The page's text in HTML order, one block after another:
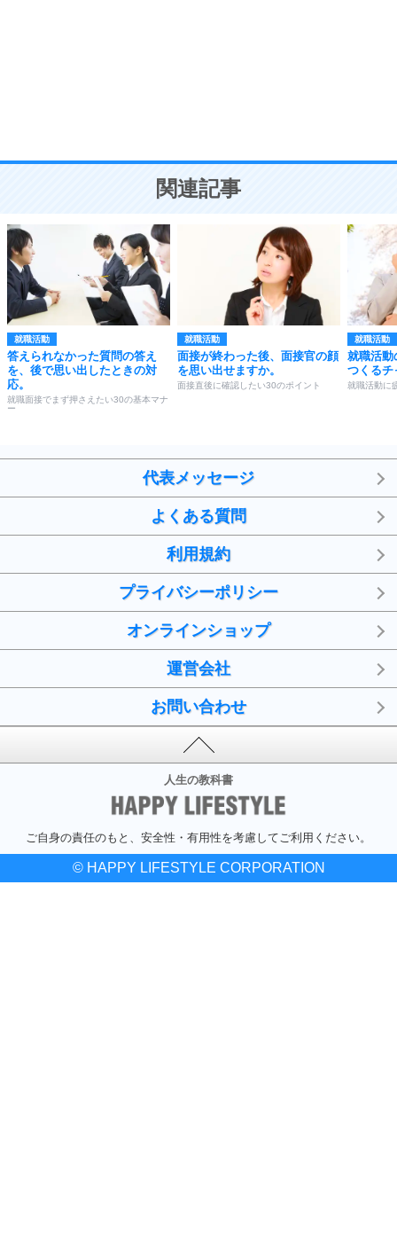
ことが大切。
関連記事
就職活動
答えられなかった質問の答え
を、後で思い出したときの対
応。
就職面接でまず押さえたい30の基本マナ
ー
就職活動
面接が終わった後、面接官の顔
を思い出せますか。
面接直後に確認したい30のポイント
就職活動
就職活動
つくるチ
就職活動に
代表メッセージ
よくある質問
利用規約
プライバシーポリシー
オンラインショップ
運営会社
お問い合わせ
人生の教科書
ご自身の責任のもと、安全性・有用性を考慮してご利用ください。
© HAPPY LIFESTYLE CORPORATION